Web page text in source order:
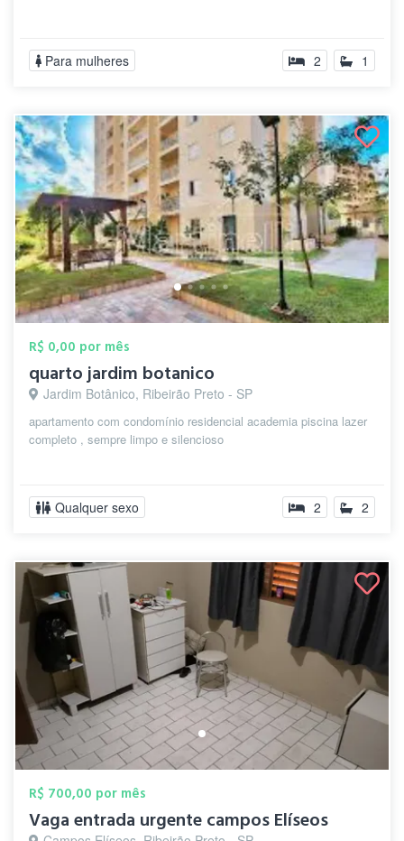
Para mulheres 2 1
R$ 0,00 por mês
quarto jardim botanico
Jardim Botânico, Ribeirão Preto - SP
apartamento com condomínio residencial academia piscina lazer
completo , sempre limpo e silencioso
Qualquer sexo 2 2
R$ 700,00 por mês
Vaga entrada urgente campos Elíseos